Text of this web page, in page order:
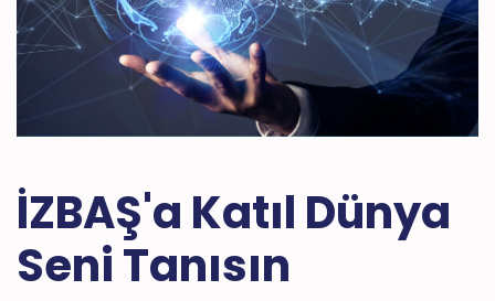
İZBAŞ'a Katıl Dünya
Seni Tanısın